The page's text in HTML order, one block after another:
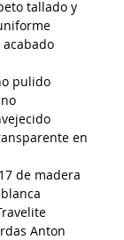
tallado y
acabado
pulido
en
de madera
Anton